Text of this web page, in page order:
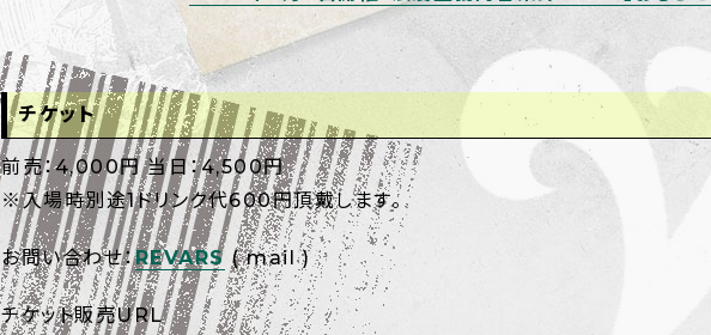
チケット
前売：4,000円 当日：4,500円
※入場時別途1ドリンク代600円頂戴します。
お問い合わせ：REVARS ( mail )
チケット販売URL